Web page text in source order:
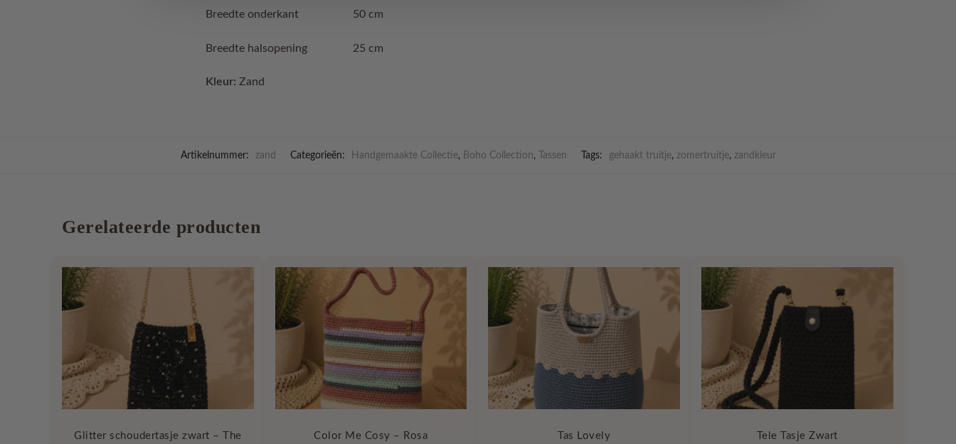
Breedte onderkant 50 cm
Breedte halsopening 25 cm
Kleur: Zand
Artikelnummer: zand Categorieën: Handgemaakte Collectie, Boho Collection, Tassen Tags: gehaakt truitje, zomertruitje, zandkleur
Gerelateerde producten
Glitter schoudertasje zwart – The
Color Me Cosy – Rosa Tas Lovely Tele Tasje Zwart